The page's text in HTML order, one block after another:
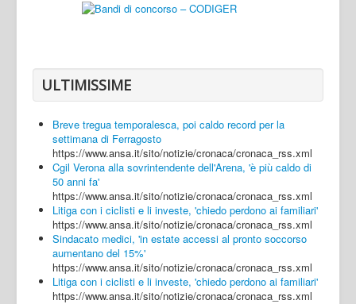
Caserta
Napoli
Salerno
Login
ULTIMISSIME
Breve tregua temporalesca, poi caldo record per la
settimana di Ferragosto
https://www.ansa.it/sito/notizie/cronaca/cronaca_rss.xml
Cgil Verona alla sovrintendente dell'Arena, 'è più caldo di
50 anni fa'
https://www.ansa.it/sito/notizie/cronaca/cronaca_rss.xml
Litiga con i ciclisti e li investe, 'chiedo perdono ai familiari'
https://www.ansa.it/sito/notizie/cronaca/cronaca_rss.xml
Sindacato medici, 'in estate accessi al pronto soccorso
aumentano del 15%'
https://www.ansa.it/sito/notizie/cronaca/cronaca_rss.xml
Litiga con i ciclisti e li investe, 'chiedo perdono ai familiari'
https://www.ansa.it/sito/notizie/cronaca/cronaca_rss.xml